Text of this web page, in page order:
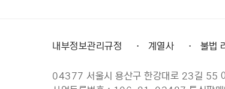
내부정보관리규정 · 계열사 · 불법
04377 서울시 용산구 한강대로 23길